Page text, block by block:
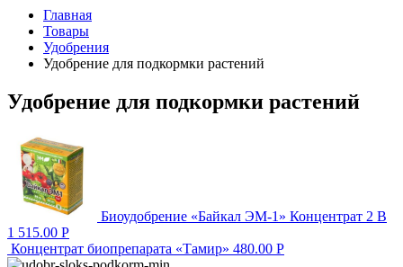
Главная
Товары
Удобрения
Удобрение для подкормки растений
Удобрение для подкормки растений
Биоудобрение «Байкал ЭМ-1» Концентрат 2 В
1 515.00 Р
Концентрат биопрепарата «Тамир» 480.00 Р